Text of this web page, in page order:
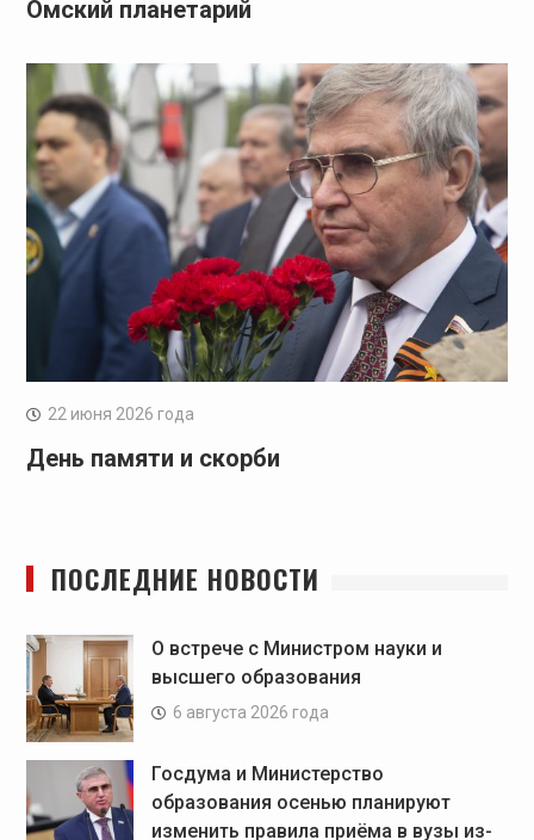
Омский планетарий
22 июня 2026 года
День памяти и скорби
ПОСЛЕДНИЕ НОВОСТИ
О встрече с Министром науки и
высшего образования
6 августа 2026 года
Госдума и Министерство
образования осенью планируют
изменить правила приёма в вузы из-